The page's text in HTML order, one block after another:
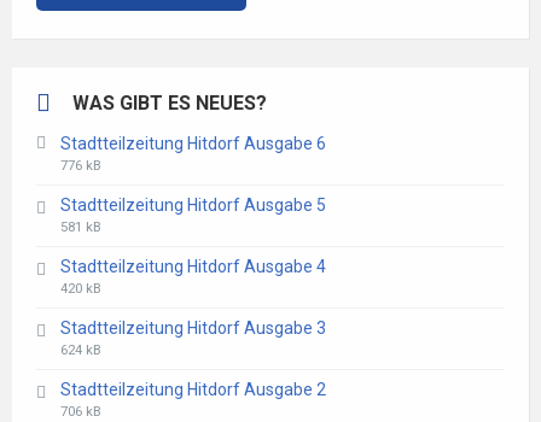
WAS GIBT ES NEUES?
Stadtteilzeitung Hitdorf Ausgabe 6
File
pdf
File
776 kB
Stadtteilzeitung Hitdorf Ausgabe 5
File
pdf
File
581 kB
Stadtteilzeitung Hitdorf Ausgabe 4
File
pdf
File
420 kB
Stadtteilzeitung Hitdorf Ausgabe 3
File
pdf
File
624 kB
Stadtteilzeitung Hitdorf Ausgabe 2
File
File
706 kB